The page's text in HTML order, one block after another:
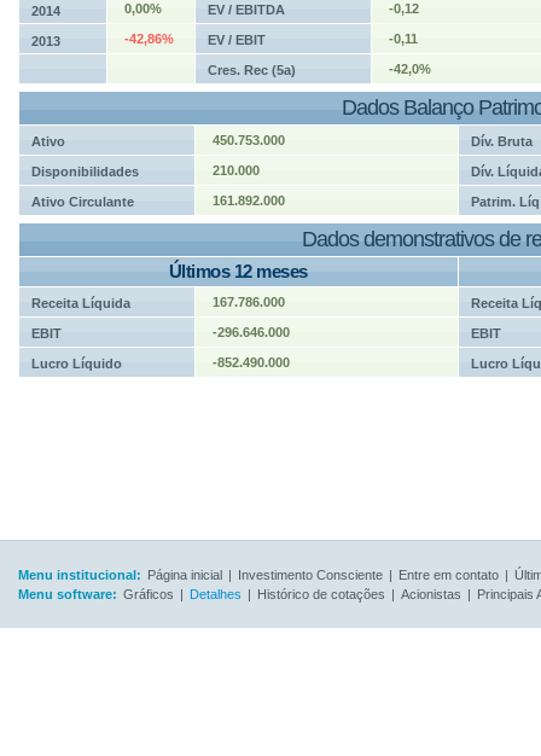
2014 0,00% EV / EBITDA -0,12
2013 -42,86% EV / EBIT -0,11
Cres. Rec (5a) -42,0%
Dados Balanço
Ativo 450.753.000 Dív. Bruta
Disponibilidades 210.000 Dív.
Ativo Circulante 161.892.000 Patrim. Líq
Dados demonstrativos de
Últimos 12 meses
Receita Líquida 167.786.000 Receita
EBIT -296.646.000 EBIT
Lucro Líquido -852.490.000 Lucro
Menu institucional: Página inicial | Investimento Consciente | Entre em contato |
Menu software: Gráficos | Detalhes | Histórico de cotações | Acionistas | Principais